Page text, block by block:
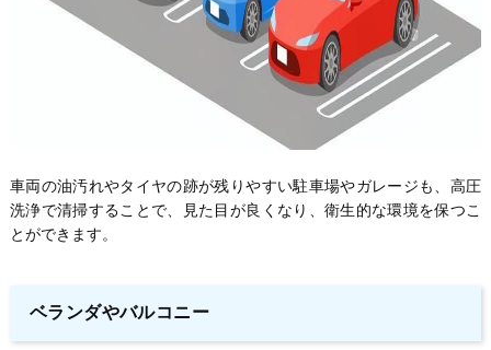
車両の油汚れやタイヤの跡が残りやすい駐車場やガレージも、高圧
洗浄で清掃することで、見た目が良くなり、衛生的な環境を保つこ
とができます。
ベランダやバルコニー